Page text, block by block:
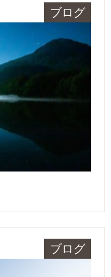
ブログ
ブログ